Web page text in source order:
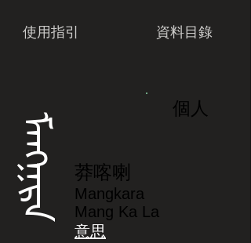
使用指引 資料目錄
ᠮᠠᠩᡴᡵᠠ
個人
莽喀喇
Mangkara
Mang Ka La
意思